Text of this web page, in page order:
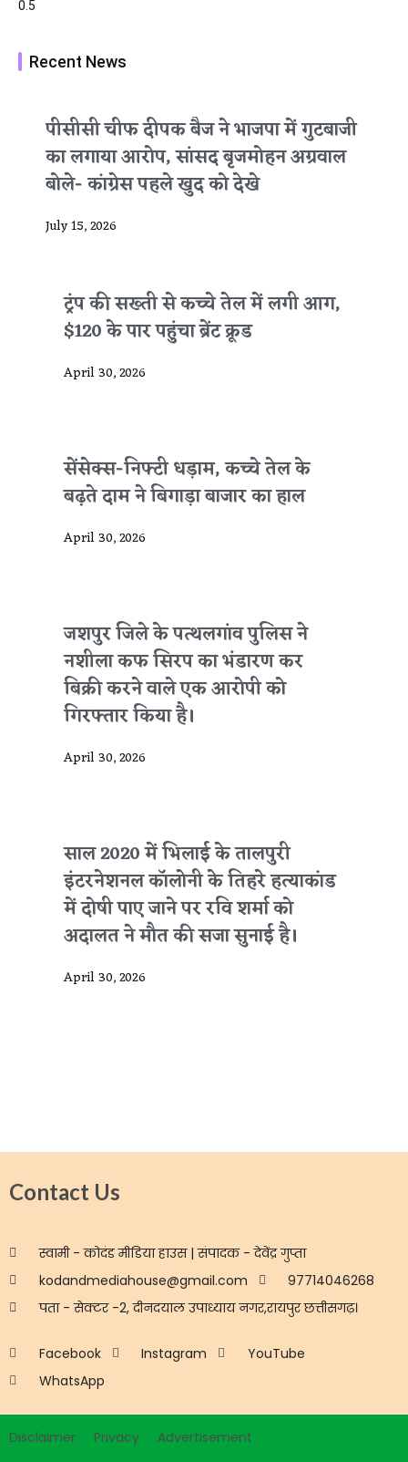
Recent News
पीसीसी चीफ दीपक बैज ने भाजपा में गुटबाजी
का लगाया आरोप, सांसद बृजमोहन अग्रवाल
बोले- कांग्रेस पहले खुद को देखे
July 15, 2026
ट्रंप की सख्ती से कच्चे तेल में लगी आग,
$120 के पार पहुंचा ब्रेंट क्रूड
April 30, 2026
सेंसेक्स-निफ्टी धड़ाम, कच्चे तेल के
बढ़ते दाम ने बिगाड़ा बाजार का हाल
April 30, 2026
जशपुर जिले के पत्थलगांव पुलिस ने
नशीला कफ सिरप का भंडारण कर
बिक्री करने वाले एक आरोपी को
गिरफ्तार किया है।
April 30, 2026
साल 2020 में भिलाई के तालपुरी
इंटरनेशनल कॉलोनी के तिहरे हत्याकांड
में दोषी पाए जाने पर रवि शर्मा को
अदालत ने मौत की सजा सुनाई है।
April 30, 2026
Contact Us
स्वामी - कोदंड मीडिया हाउस | संपादक - देवेंद्र गुप्ता
kodandmediahouse@gmail.com
97714046268
पता - सेक्टर -2, दीनदयाल उपाध्याय नगर,रायपुर छत्तीसगढ़।
Facebook Instagram
YouTube
WhatsApp
Disclaimer Privacy Advertisement